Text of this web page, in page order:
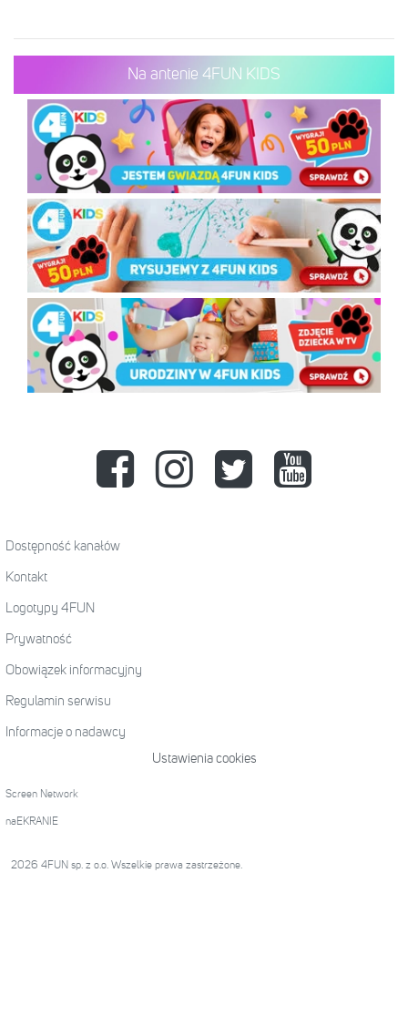
Na antenie 4FUN KIDS
Dostępność kanałów
Kontakt
Logotypy 4FUN
Prywatność
Obowiązek informacyjny
Regulamin serwisu
Informacje o nadawcy
Ustawienia cookies
Screen Network
naEKRANIE
2026 4FUN sp. z o.o. Wszelkie prawa zastrzeżone.